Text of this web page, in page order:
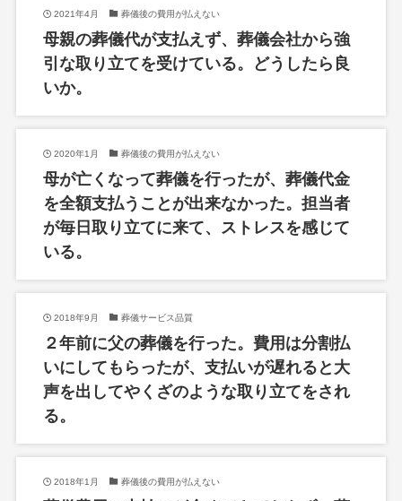
2021年4月 葬儀後の費用が払えない
母親の葬儀代が支払えず、葬儀会社から強
引な取り立てを受けている。どうしたら良
いか。
2020年1月 葬儀後の費用が払えない
母が亡くなって葬儀を行ったが、葬儀代金
を全額支払うことが出来なかった。担当者
が毎日取り立てに来て、ストレスを感じて
いる。
2018年9月 葬儀サービス品質
２年前に父の葬儀を行った。費用は分割払
いにしてもらったが、支払いが遅れると大
声を出してやくざのような取り立てをされ
る。
2018年1月 葬儀後の費用が払えない